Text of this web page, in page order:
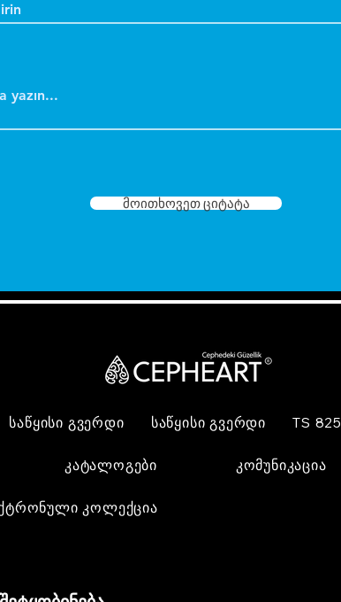
მოითხოვეთ ციტატა
საწყისი გვერდი საწყისი გვერდი TS 825
კატალოგები კომუნიკაცია
კოლექცია